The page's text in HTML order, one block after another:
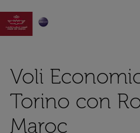

Voli
Torino con
Maroc